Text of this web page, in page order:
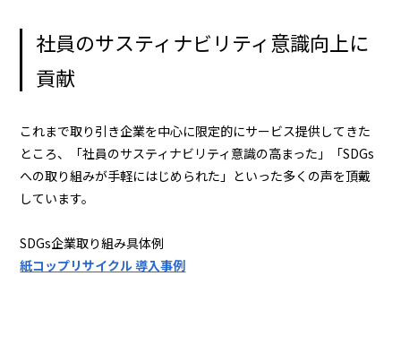
社員のサスティナビリティ意識向上に
貢献
これまで取り引き企業を中心に限定的にサービス提供してきた
ところ、「社員のサスティナビリティ意識の高まった」「SDGs
への取り組みが手軽にはじめられた」といった多くの声を頂戴
しています。
SDGs企業取り組み具体例
紙コップリサイクル 導入事例